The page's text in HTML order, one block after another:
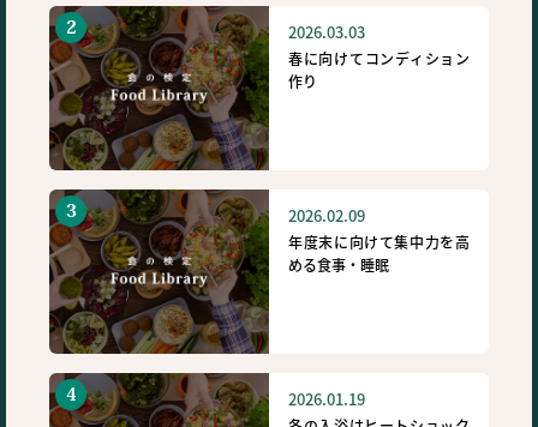
2026.03.03
春に向けてコンディション
作り
2026.02.09
年度末に向けて集中力を高
める食事・睡眠
2026.01.19